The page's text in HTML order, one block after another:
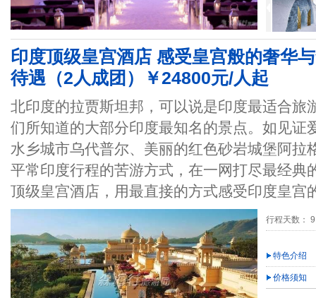
印度顶级皇宫酒店 感受皇宫般的奢华
待遇（2人成团）￥24800元/人起
北印度的拉贾斯坦邦，可以说是印度最适合旅
们所知道的大部分印度最知名的景点。如见证
水乡城市乌代普尔、美丽的红色砂岩城堡阿
平常印度行程的苦游方式，在一网打尽最经典
顶级皇宫酒店，用最直接的方式感受印度皇宫
行程天数：
特色介绍
价格须知